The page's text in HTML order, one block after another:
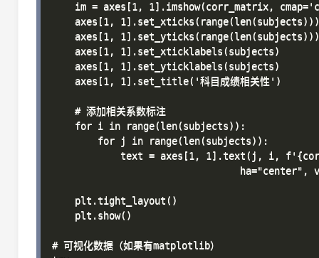
im = axes[1, 1].imshow(corr_matrix,
    axes[1, 1].set_xticks(range(len(subjects)))
    axes[1, 1].set_yticks(range(len(subjects)))
    axes[1, 1].set_xticklabels(subjects)
    axes[1, 1].set_yticklabels(subjects)
    axes[1, 1].set_title('科目成绩相关性')
    # 添加相关系数标注
    for i in range(len(subjects)):
        for j in range(len(subjects)):
text = axes[1, 1].text(j, i,
ha="center",
    plt.tight_layout()
    plt.show()
# 可视化数据（如果有matplotlib）